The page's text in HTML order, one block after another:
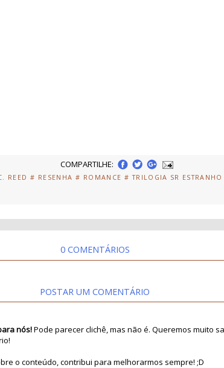
COMPARTILHE:
REED # RESENHA # ROMANCE # TRILOGIA SR ESTRANHO
0 COMENTÁRIOS
POSTAR UM COMENTÁRIO
nós!Pode parecer clichê, mas não é. Queremos muito
o conteúdo, contribui para melhorarmos sempre! ;D